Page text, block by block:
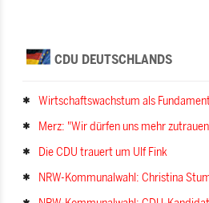
CDU DEUTSCHLANDS
Wirtschaftswachstum als
Merz: "Wir dürfen uns mehr
Die CDU trauert um Ulf Fink
NRW-Kommunalwahl: Christina